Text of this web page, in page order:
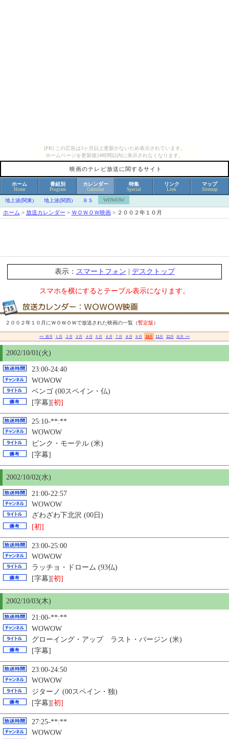
[PR] この広告は3ヶ月以上更新がないため表示されています。
ホームページを更新後24時間以内に表示されなくなります。
映画のテレビ放送に関するサイト
ホーム
Home
番組別
Program
カレンダー
Calendar
特集
Special
リンク
Link
マップ
Sitemap
地上波(関東) 地上波(関西) ＢＳ WOWOW
ホーム > 放送カレンダー > ＷＯＷＯＷ映画> ２００２年１０月
表示： スマートフォン デスクトップ
スマホを横にするとテーブル表示になります。
２００２年１０月にＷＯＷＯＷで放送された映画の一覧（暫定版）
<< 前月 １月 ２月 ３月 ４月 ５月 ６月 ７月 ８月 ９月 10月 11月 12月 次月 >>
2002/10/01(火)
23:00-24:40
WOWOW
ベンゴ (00スペイン・仏)
[字幕] [初]
25:10-**:**
WOWOW
ピンク・モーテル (米)
[字幕]
2002/10/02(水)
21:00-22:57
WOWOW
ざわざわ下北沢 (00日)
[初]
23:00-25:00
WOWOW
ラッチョ・ドローム (93仏)
[字幕] [初]
2002/10/03(木)
21:00-**:**
WOWOW
グローイング・アップ ラスト・バージン (米)
[字幕]
23:00-24:50
WOWOW
ジターノ (00スペイン・独)
[字幕] [初]
27:25-**:**
WOWOW